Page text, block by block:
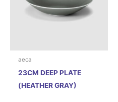
aeca
23CM DEEP PLATE
(HEATHER GRAY)